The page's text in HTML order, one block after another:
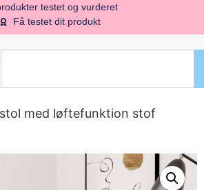
testet og vurderet
Få testet dit produkt
med løftefunktion stof